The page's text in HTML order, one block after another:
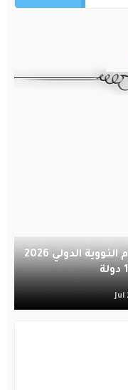
المملكة تستضيف أولمبياد العلوم النووية الدولي 2026